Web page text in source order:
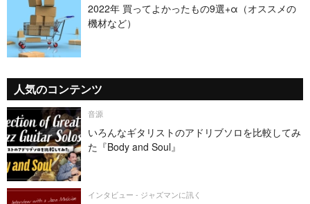
2022年 買ってよかったもの9選+α（オススメの
機材など）
人気のコンテンツ
音源
いろんなギタリストのアドリブソロを比較してみ
た『Body and Soul』
インタビュー - ジャズマンに訊く